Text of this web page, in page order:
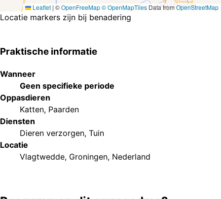
Leaflet | ©OpenFreeMap© OpenMapTiles Data fromOpenStreetMap
Locatie markers zijn bij benadering
Praktische informatie
Wanneer
Geen specifieke periode
Oppasdieren
Katten, Paarden
Diensten
Dieren verzorgen, Tuin
Locatie
Vlagtwedde, Groningen, Nederland